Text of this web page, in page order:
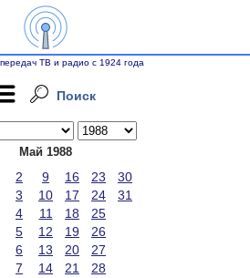
ТВ и радио с 1924 года
Поиск
Май 1988
2 9 16 23
30
3 10 17 24
31
4 11 18
25
5 12 19
26
6 13 20
27
7 14 21
28